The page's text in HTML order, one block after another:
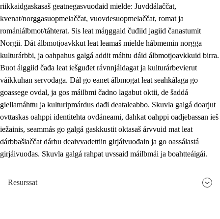
riikkaidgaskasaš geatnegasvuođaid mielde: Juvddálaččat,
kvenat/norggasuopmelaččat, vuovdesuopmelaččat, romat ja
romániálbmot/táhterat. Sis leat máŋggaid čuđiid jagiid čanastumit
Norgii. Dát álbmotjoavkkut leat leamaš mielde hábmemin norgga
kulturárbbi, ja oahpahus galgá addit máhtu dáid álbmotjoavkkuid birra.
Buot áiggiid čađa leat iešguđet rávnnjáldagat ja kulturárbevierut
váikkuhan servodaga. Dál go eanet álbmogat leat seahkálaga go
goassege ovdal, ja gos máilbmi čadno lagabut oktii, de šaddá
giellamáhttu ja kulturipmárdus dađi deaŧaleabbo. Skuvla galgá doarjut
ovttaskas oahppi identitehta ovdáneami, dahkat oahppi oadjebassan ieš
iežainis, seammás go galgá gaskkustit oktasaš árvvuid mat leat
dárbbašlaččat dárbu deaivvadettiin girjáivuođain ja go oassálastá
girjáivuođas. Skuvla galgá rahpat uvssaid máilbmái ja boahtteáigái.
Resurssat